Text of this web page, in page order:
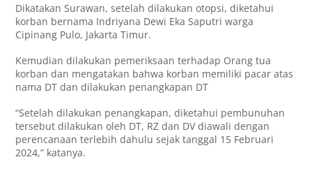
Dikatakan Surawan, setelah dilakukan otopsi, diketahui
korban bernama Indriyana Dewi Eka Saputri warga
Cipinang Pulo, Jakarta Timur.
Kemudian dilakukan pemeriksaan terhadap Orang tua
korban dan mengatakan bahwa korban memiliki pacar atas
nama DT dan dilakukan penangkapan DT
“⁠Setelah dilakukan penangkapan, diketahui pembunuhan
tersebut dilakukan oleh DT, RZ dan DV diawali dengan
perencanaan terlebih dahulu sejak tanggal 15 Februari
2024,” katanya.